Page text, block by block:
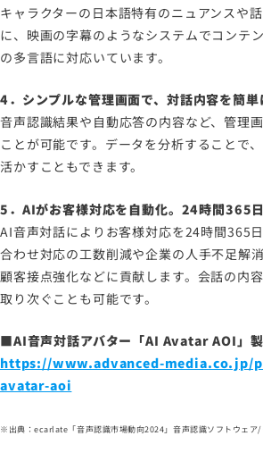
キャラクターの日本語特有のニュアンスや
に、映画の字幕のようなシステムでコンテ
の多言語に対応いています。
4．シンプルな管理画面で、対話内容を簡
音声認識結果や自動応答の内容など、管理
ことが可能です。データを分析することで
活かすこともできます。
5．AIがお客様対応を自動化。24時間365
AI音声対話によりお客様対応を24時間365
合わせ対応の工数削減や企業の人手不足解
顧客接点強化などに貢献します。会話の内
取り次ぐことも可能です。
■AI音声対話アバター「AI Avatar AOI」
https://www.advanced-media.co.jp/
avatar-aoi
※出典：ecarlate「音声認識市場動向2024」音声認識ソフトウェア